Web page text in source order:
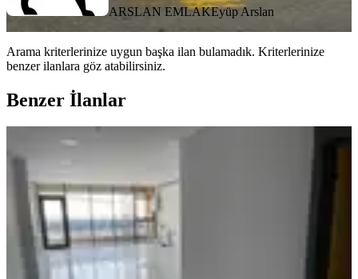
ARSLAN EMLAKEyüp Arslan
Arama kriterlerinize uygun başka ilan bulamadık. Kriterlerinize
benzer ilanlara göz atabilirsiniz.
Benzer İlanlar
Yenimahalle, İvedikköy Mahallesi
1 Oda
·76 m²